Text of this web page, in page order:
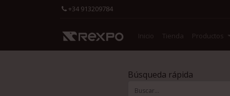
+34 913209784
Inicio Tienda Productos
Búsqueda rápida